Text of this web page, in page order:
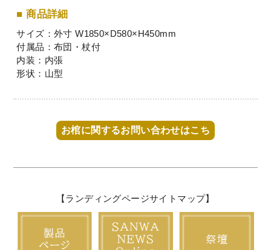
■ 商品詳細
サイズ：外寸 W1850×D580×H450mm
付属品：布団・杖付
内装：内張
形状：山型
お棺に関するお問い合わせはこち
【ランディングページサイトマップ】